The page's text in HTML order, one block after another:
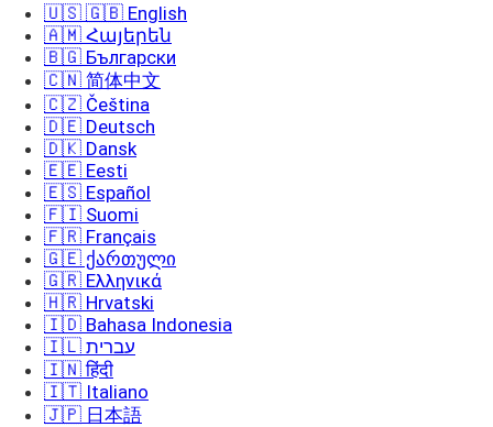
🇺🇸 🇬🇧 English
🇦🇲 Հայերեն
🇧🇬 Български
🇨🇳 简体中文
🇨🇿 Čeština
🇩🇪 Deutsch
🇩🇰 Dansk
🇪🇪 Eesti
🇪🇸 Español
🇫🇮 Suomi
🇫🇷 Français
🇬🇪 ქართული
🇬🇷 Ελληνικά
🇭🇷 Hrvatski
🇮🇩 Bahasa Indonesia
🇮🇱 עברית
🇮🇳 हिंदी
🇮🇹 Italiano
🇯🇵 日本語